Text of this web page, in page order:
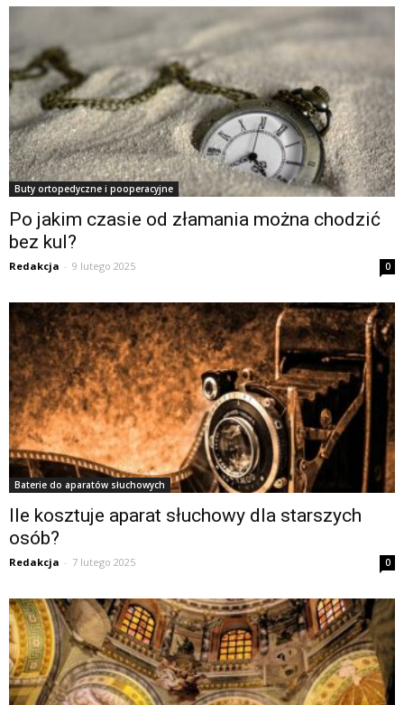
Buty ortopedyczne i pooperacyjne
Po jakim czasie od złamania można chodzić
bez kul?
Redakcja - 9 lutego 2025 0
Baterie do aparatów słuchowych
Ile kosztuje aparat słuchowy dla starszych
osób?
Redakcja - 7 lutego 2025 0